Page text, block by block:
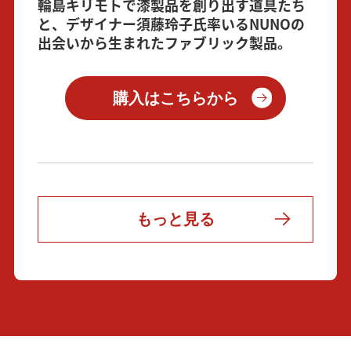
輪島キリモトで漆製品を創り出す道具たち
と、デザイナー須藤玲子氏率いるNUNOの
出会いから生まれたファブリック製品。
購入はこちらから
もっと見る